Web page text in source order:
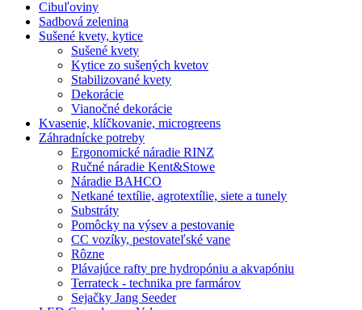
Cibuľoviny
Sadbová zelenina
Sušené kvety, kytice
Sušené kvety
Kytice zo sušených kvetov
Stabilizované kvety
Dekorácie
Vianočné dekorácie
Kvasenie, klíčkovanie, microgreens
Záhradnícke potreby
Ergonomické náradie RINZ
Ručné náradie Kent&Stowe
Náradie BAHCO
Netkané textílie, agrotextílie, siete a tunely
Substráty
Pomôcky na výsev a pestovanie
CC vozíky, pestovateľské vane
Rôzne
Plávajúce rafty pre hydropóniu a akvapóniu
Terrateck - technika pre farmárov
Sejačky Jang Seeder